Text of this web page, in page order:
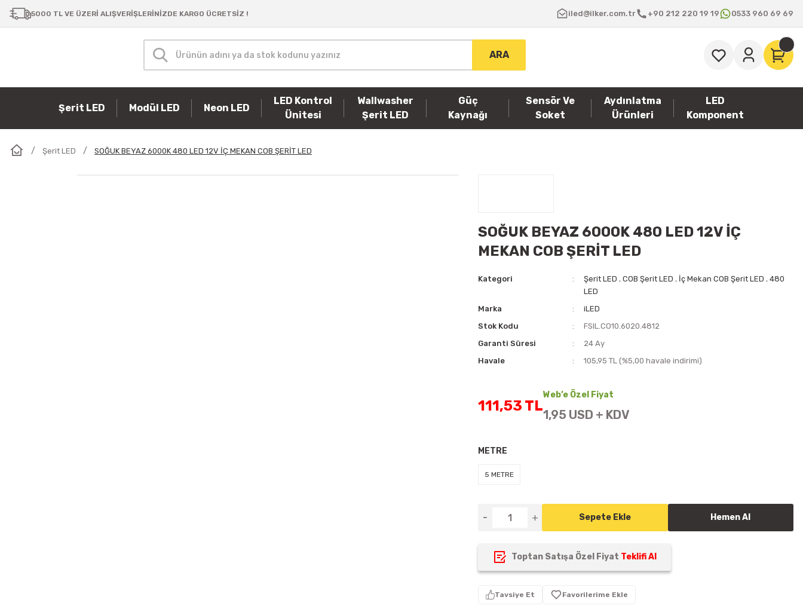
5000 TL VE ÜZERİ ALIŞVERİŞLERİNİZDE KARGO ÜCRETSİZ ! iled@ilker.com.tr +90 212 220 19 19 0533 960 69 69
ARA
Şerit LED Modül LED Neon LED
LED Kontrol
Ünitesi
Wallwasher
Şerit LED
Güç
Kaynağı
Sensör Ve
Soket
Aydınlatma
Ürünleri
LED
Komponent
Şerit LED SOĞUK BEYAZ 6000K 480 LED 12V İÇ MEKAN COB ŞERİT LED
SOĞUK BEYAZ 6000K 480 LED 12V İÇ
MEKAN COB ŞERİT LED
Kategori Şerit LED ,COB Şerit LED , İç Mekan COB Şerit LED ,480
LED
Marka
iLED
Stok Kodu
FSIL.CO10.6020.4812
Garanti Süresi
24 Ay
Havale
105,95 TL (%5,00 havale indirimi)
111,53 TL
Web’e Özel Fiyat
1,95 USD + KDV
METRE
5 METRE
Sepete Ekle Hemen Al
Toptan Satışa Özel Fiyat Teklifi Al
Tavsiye Et